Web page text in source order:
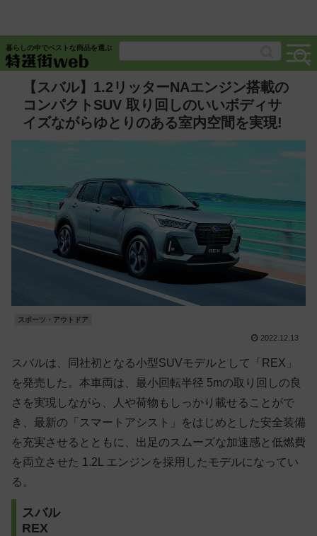
暮らしの中でベストな商品を選ぶ
【スバル】1.2リッターNAエンジン搭載の
コンパクトSUV 取り回しのいいボディサ
イズながらゆとりのある室内空間を実現!
スポーツ・アウトドア
2022.12.13
スバルは、同社初となる小型SUVモデルとして「REX」
を発売した。本車両は、最小回転半径 5mの取り回しの良
さを実現しながら、人や荷物もしっかり載せることがで
き、最新の「スマートアシスト」をはじめとした安全装備
を充実させるとともに、出足のスムーズな加速感と低燃費
を両立させた 1.2L エンジンを採用したモデルになってい
る。
スバル
REX